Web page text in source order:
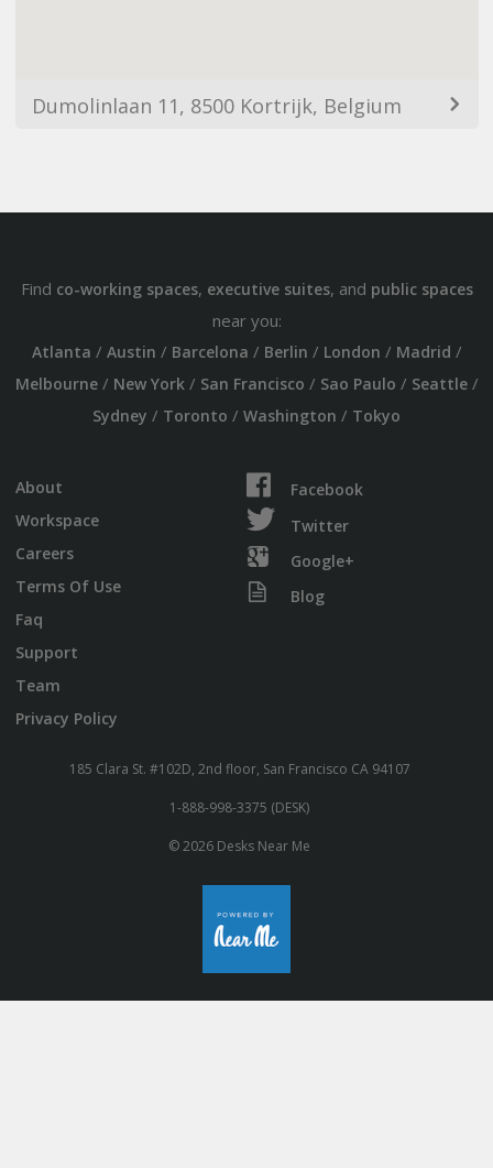
Dumolinlaan 11, 8500 Kortrijk, Belgium
Find co-working spaces, executive suites, and public spaces
near you:
Atlanta / Austin / Barcelona / Berlin / London / Madrid /
Melbourne/ New York/ San Francisco / Sao Paulo / Seattle/
Sydney / Toronto / Washington / Tokyo
About
Workspace
Careers
Terms Of Use
Faq
Support
Team
Privacy Policy
Facebook
Twitter
Google+
Blog
185 Clara St. #102D, 2nd floor, San Francisco CA 94107
1-888-998-3375 (DESK)
© 2026 Desks Near Me